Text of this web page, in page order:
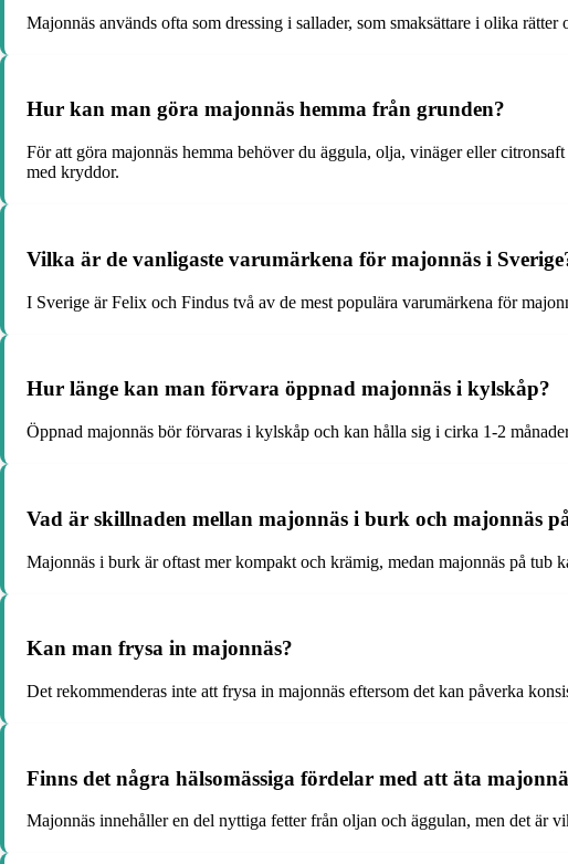
Majonnäs används ofta som dressing i sallader, som smaksättare i olika
Hur kan man göra majonnäs hemma från grunden?
För att göra majonnäs hemma behöver du äggula, olja, vinäger eller
med kryddor.
Vilka är de vanligaste varumärkena för majonnäs i
I Sverige är Felix och Findus två av de mest populära varumärkena för
Hur länge kan man förvara öppnad majonnäs i kylskåp?
Öppnad majonnäs bör förvaras i kylskåp och kan hålla sig i cirka 1-2
Vad är skillnaden mellan majonnäs i burk och majonnäs
Majonnäs i burk är oftast mer kompakt och krämig, medan majonnäs på tub
Kan man frysa in majonnäs?
Det rekommenderas inte att frysa in majonnäs eftersom det kan påverka
Finns det några hälsomässiga fördelar med att äta
Majonnäs innehåller en del nyttiga fetter från oljan och äggulan, men det är